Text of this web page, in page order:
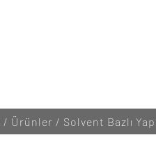
/ Ürünler / Solvent Bazlı